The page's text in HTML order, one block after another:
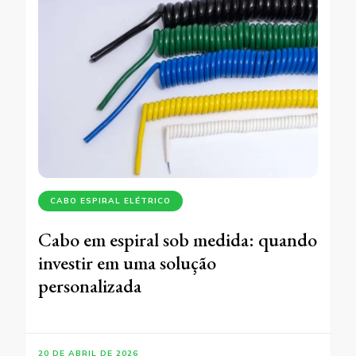
CABO ESPIRAL ELÉTRICO
Cabo em espiral sob medida: quando
investir em uma solução
personalizada
20 DE ABRIL DE 2026